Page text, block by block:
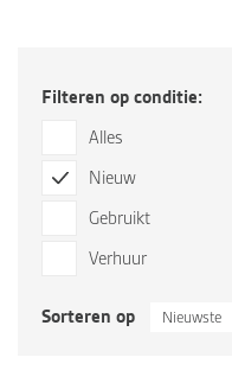
Filteren op conditie:
Alles
Nieuw
Gebruikt
Verhuur
Sorteren op Nieuwste